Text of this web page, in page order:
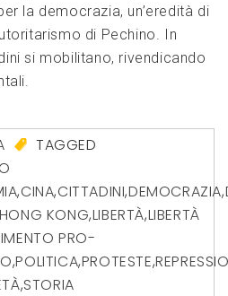
la democrazia, un’eredità di
di Pechino. In
si mobilitano, rivendicando
TAGGED
,CINA,CITTADINI,DEMOCRAZIA,
HONG KONG,LIBERTÀ,LIBERTÀ
PRO-
,POLITICA,PROTESTE,
,STORIA